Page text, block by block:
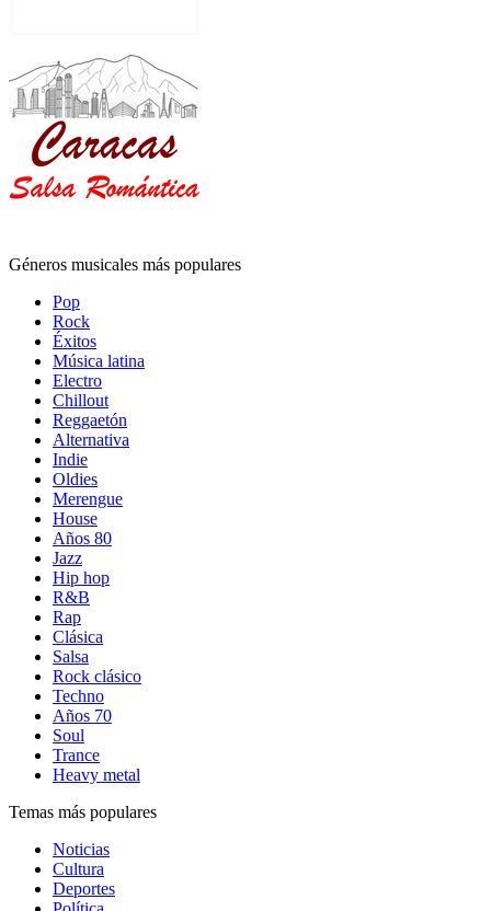
Géneros musicales más populares
Pop
Rock
Éxitos
Música latina
Electro
Chillout
Reggaetón
Alternativa
Indie
Oldies
Merengue
House
Años 80
Jazz
Hip hop
R&B
Rap
Clásica
Salsa
Rock clásico
Techno
Años 70
Soul
Trance
Heavy metal
Temas más populares
Noticias
Cultura
Deportes